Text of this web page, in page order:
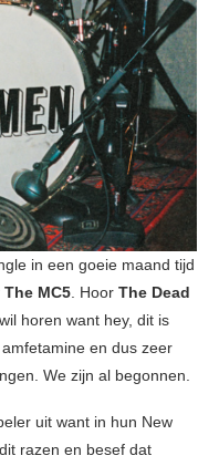
in een goeie maand tijd
The MC5. Hoor The Dead
horen want hey, dit is
en dus zeer
We zijn al begonnen.
uit want in hun New
razen en besef dat